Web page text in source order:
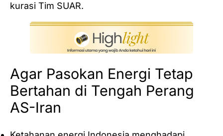
kurasi Tim SUAR.
Agar Pasokan Energi Tetap
Bertahan di Tengah Perang
AS-Iran